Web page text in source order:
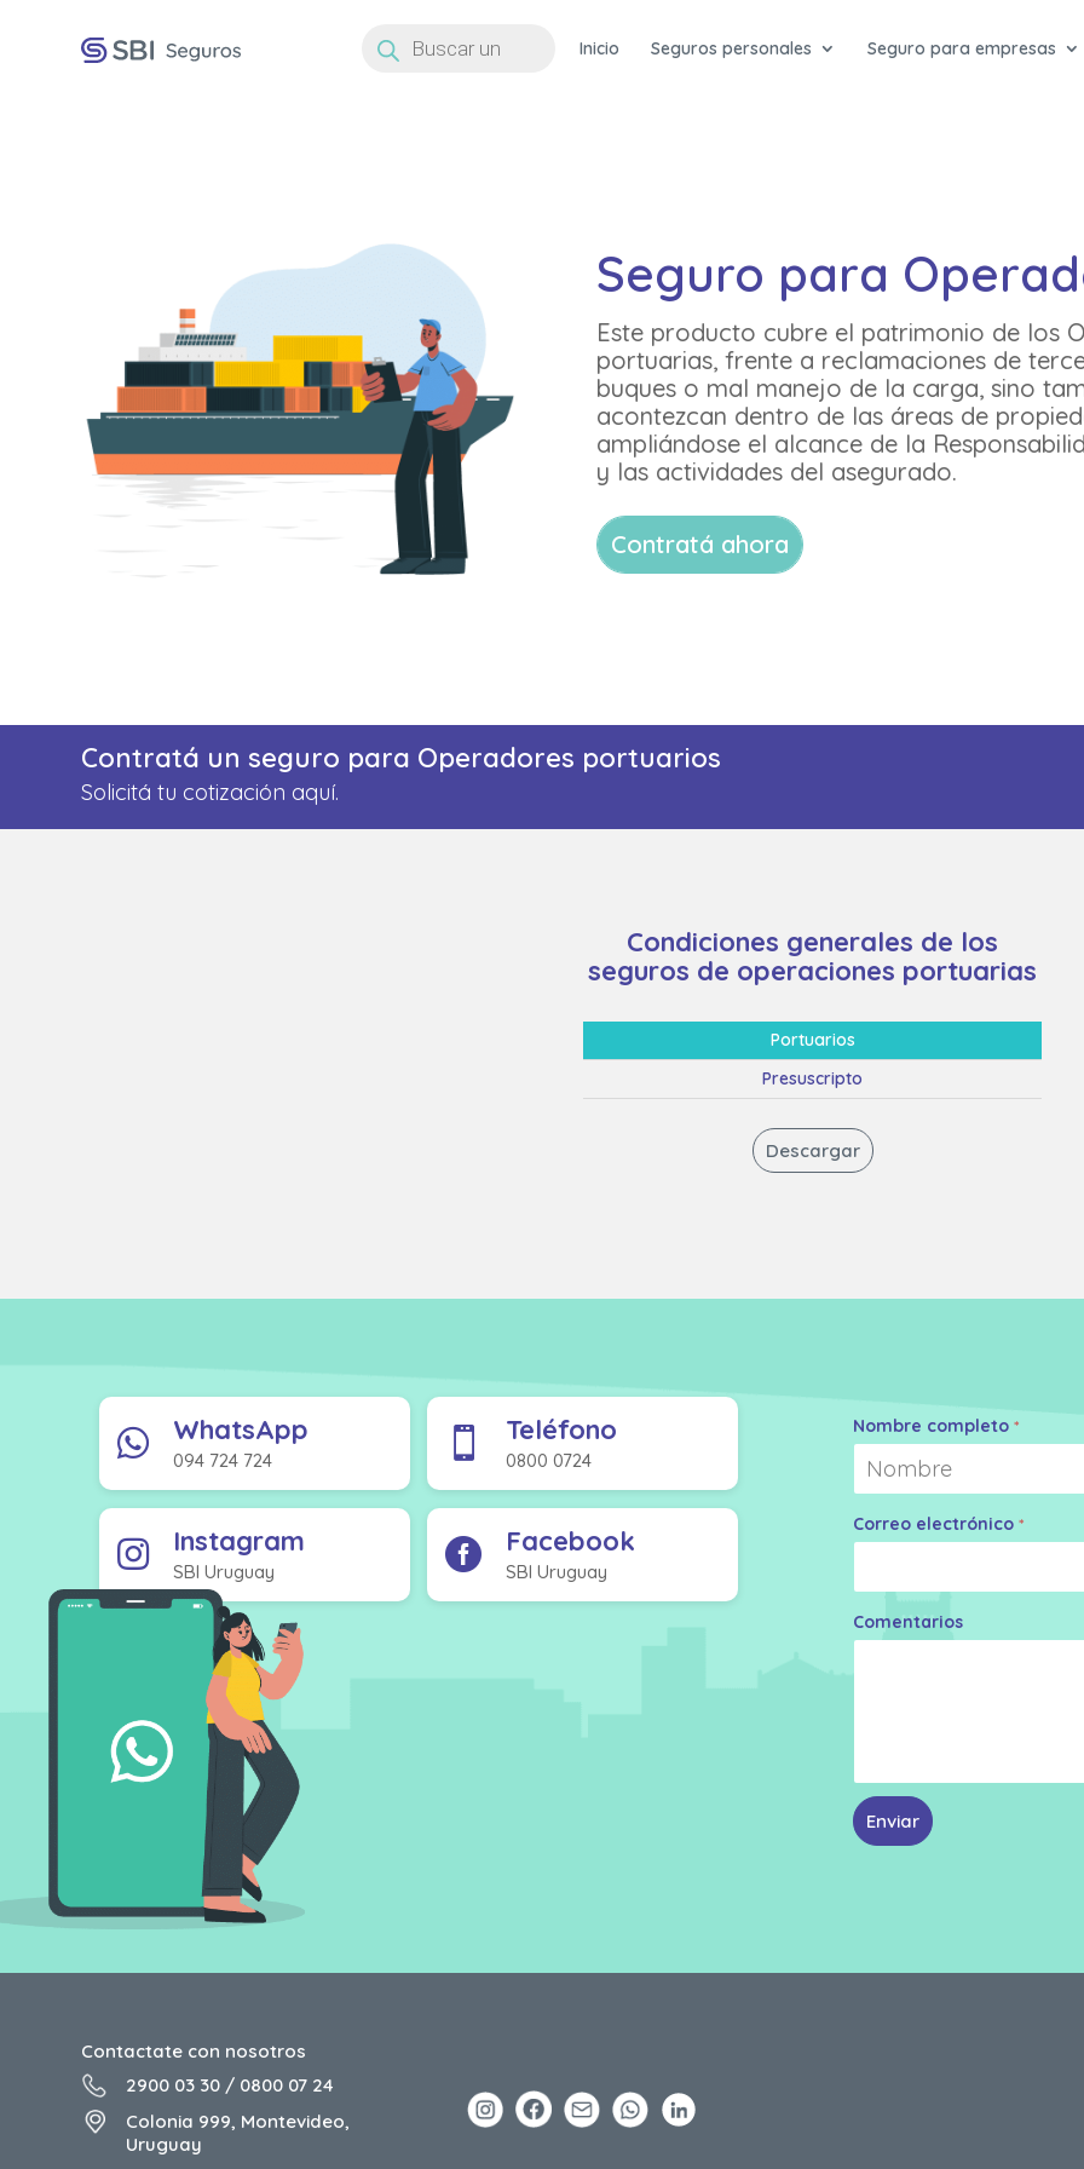
de
productos
Inicio Seguros personales Seguro para empresas
Seguro para
Este producto cubre el patrimonio de los
portuarias, frente a reclamaciones de
buques o mal manejo de la carga, sino
acontezcan dentro de las áreas de
ampliándose el alcance de la
y las actividades del asegurado.
Contratá ahora
Contratá un seguro para Operadores portuarios
Solicitá tu cotización aquí.
Condiciones generales de los
seguros de operaciones portuarias
Portuarios
Presuscripto
Descargar
 WhatsApp
094 724 724  Teléfono
0800 0724
 Instagram
SBI Uruguay  Facebook
SBI Uruguay
Nombre completo*
Correo electrónico*
Comentarios
Enviar
Contactate con nosotros
2900 03 30 / 0800 07 24
Colonia 999, Montevideo,
Uruguay